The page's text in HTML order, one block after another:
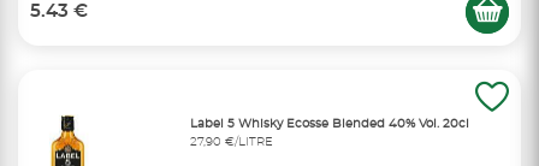
5.43 €
Label 5 Whisky Ecosse Blended 40% Vol. 20cl
27,90 €/LITRE